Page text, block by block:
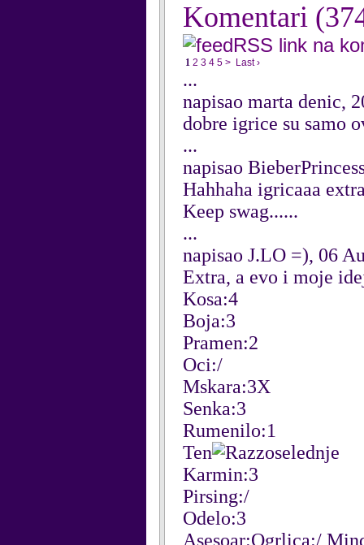
Komentari
RSS link na
1 2 3 4 5 > Last ›
...
napisao marta denic,
dobre igrice su samo
...
napisao
Hahhaha igricaaa
Keep swag......
...
napisao J.LO =), 06
Extra, a evo i moje
Kosa:4
Boja:3
Pramen:2
Oci:/
Mskara:3X
Senka:3
Rumenilo:1
Ten
oselednje
Karmin:3
Pirsing:/
Odelo:3
Asesoar:Ogrlica:/